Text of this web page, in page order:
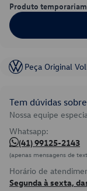
Produto
Peça Original
Tem dúvidas
Nossa equipe
Whatsapp:
(41) 99125-2143
(apenas mensagens de
Horário de
Segunda à sexta,